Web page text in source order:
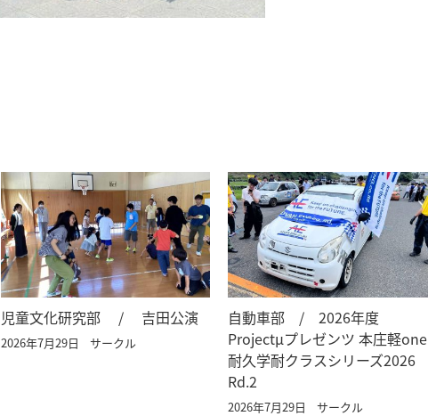
児童文化研究部 / 吉田公演
2026年7月29日 サークル
自動車部 / 2026年度
Projectμプレゼンツ 本庄軽one
耐久学耐クラスシリーズ2026
Rd.2
2026年7月29日 サークル